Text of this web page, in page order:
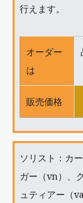
行えます。
オーダー
は
販売価格
ソリスト：カ
ガー（vn）、
ュティアー（